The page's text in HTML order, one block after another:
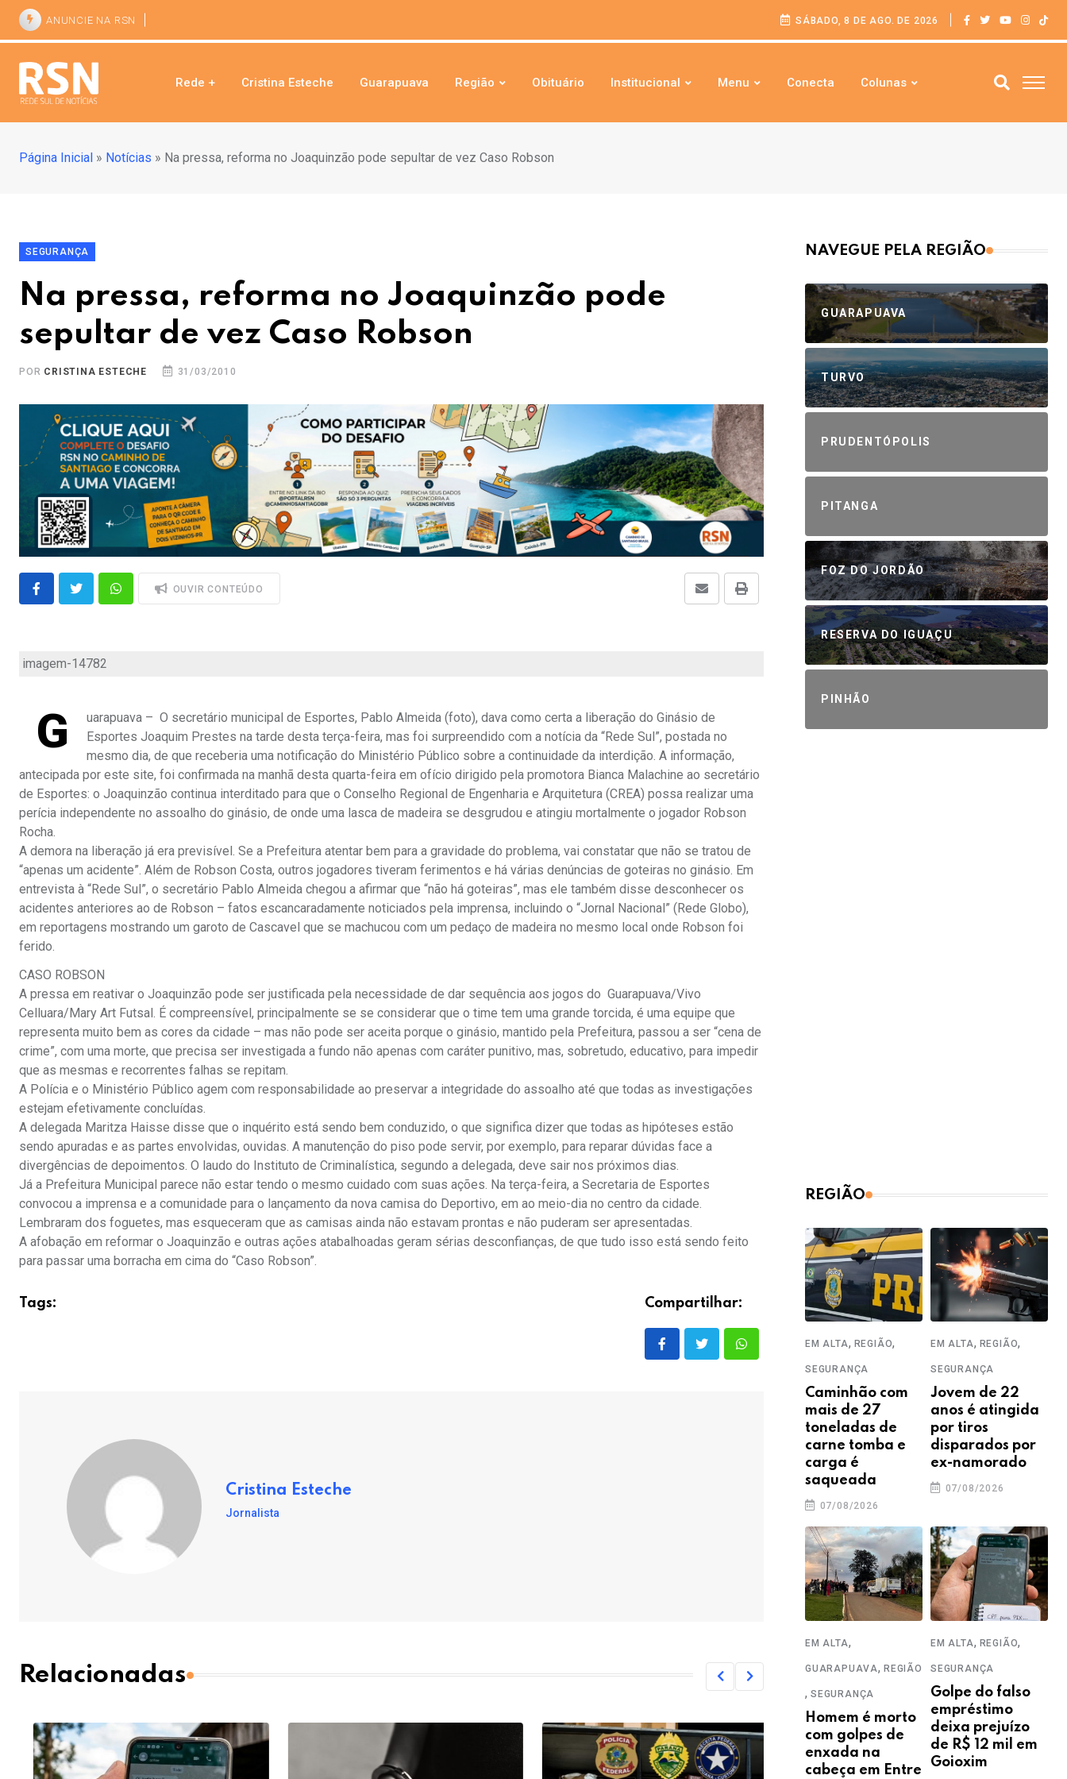
ANUNCIE NA RSN SÁBADO, 8 DE AGO. DE 2026
Rede + Cristina Esteche Guarapuava Região Obituário Institucional Menu Conecta Colunas
Página Inicial » Notícias » Na pressa, reforma no Joaquinzão pode sepultar de vez Caso Robson
SEGURANÇA
Na pressa, reforma no Joaquinzão pode
sepultar de vez Caso Robson
POR CRISTINA ESTECHE 31/03/2010
OUVIR CONTEÚDO
imagem-14782
G
uarapuava – O secretário municipal de Esportes, Pablo Almeida (foto), dava como certa a liberação do Ginásio de
Esportes Joaquim Prestes na tarde desta terça-feira, mas foi surpreendido com a notícia da “Rede Sul”, postada no
mesmo dia, de que receberia uma notificação do Ministério Público sobre a continuidade da interdição. A informação,
antecipada por este site, foi confirmada na manhã desta quarta-feira em ofício dirigido pela promotora Bianca Malachine ao secretário
de Esportes: o Joaquinzão continua interditado para que o Conselho Regional de Engenharia e Arquitetura (CREA) possa realizar uma
perícia independente no assoalho do ginásio, de onde uma lasca de madeira se desgrudou e atingiu mortalmente o jogador Robson
Rocha.
A demora na liberação já era previsível. Se a Prefeitura atentar bem para a gravidade do problema, vai constatar que não se tratou de
“apenas um acidente”. Além de Robson Costa, outros jogadores tiveram ferimentos e há várias denúncias de goteiras no ginásio. Em
entrevista à “Rede Sul”, o secretário Pablo Almeida chegou a afirmar que “não há goteiras”, mas ele também disse desconhecer os
acidentes anteriores ao de Robson – fatos escancaradamente noticiados pela imprensa, incluindo o “Jornal Nacional” (Rede Globo),
em reportagens mostrando um garoto de Cascavel que se machucou com um pedaço de madeira no mesmo local onde Robson foi
ferido.
CASO ROBSON
A pressa em reativar o Joaquinzão pode ser justificada pela necessidade de dar sequência aos jogos do Guarapuava/Vivo
Celluara/Mary Art Futsal. É compreensível, principalmente se se considerar que o time tem uma grande torcida, é uma equipe que
representa muito bem as cores da cidade – mas não pode ser aceita porque o ginásio, mantido pela Prefeitura, passou a ser “cena de
crime”, com uma morte, que precisa ser investigada a fundo não apenas com caráter punitivo, mas, sobretudo, educativo, para impedir
que as mesmas e recorrentes falhas se repitam.
A Polícia e o Ministério Público agem com responsabilidade ao preservar a integridade do assoalho até que todas as investigações
estejam efetivamente concluídas.
A delegada Maritza Haisse disse que o inquérito está sendo bem conduzido, o que significa dizer que todas as hipóteses estão
sendo apuradas e as partes envolvidas, ouvidas. A manutenção do piso pode servir, por exemplo, para reparar dúvidas face a
divergências de depoimentos. O laudo do Instituto de Criminalística, segundo a delegada, deve sair nos próximos dias.
Já a Prefeitura Municipal parece não estar tendo o mesmo cuidado com suas ações. Na terça-feira, a Secretaria de Esportes
convocou a imprensa e a comunidade para o lançamento da nova camisa do Deportivo, em ao meio-dia no centro da cidade.
Lembraram dos foguetes, mas esqueceram que as camisas ainda não estavam prontas e não puderam ser apresentadas.
A afobação em reformar o Joaquinzão e outras ações atabalhoadas geram sérias desconfianças, de que tudo isso está sendo feito
para passar uma borracha em cima do “Caso Robson”.
Tags: Compartilhar:
Cristina Esteche
Jornalista
Relacionadas
NAVEGUE PELA REGIÃO
GUARAPUAVA
TURVO
PRUDENTÓPOLIS
PITANGA
FOZ DO JORDÃO
RESERVA DO IGUAÇU
PINHÃO
REGIÃO
EM ALTA, REGIÃO,
SEGURANÇA
Caminhão com
mais de 27
toneladas de
carne tomba e
carga é
saqueada
07/08/2026
EM ALTA, REGIÃO,
SEGURANÇA
Jovem de 22
anos é atingida
por tiros
disparados por
ex-namorado
07/08/2026
EM ALTA,
GUARAPUAVA, REGIÃO
, SEGURANÇA
Homem é morto
com golpes de
enxada na
cabeça em Entre
EM ALTA, REGIÃO,
SEGURANÇA
Golpe do falso
empréstimo
deixa prejuízo
de R$ 12 mil em
Goioxim